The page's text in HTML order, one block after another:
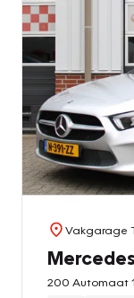
Vakgarage
200 Automaat